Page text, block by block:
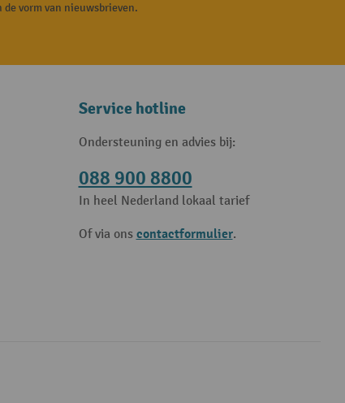
vorm van nieuwsbrieven.
Service hotline
Ondersteuning en advies bij:
088 900 8800
In heel Nederland lokaal tarief
Of via ons contactformulier.